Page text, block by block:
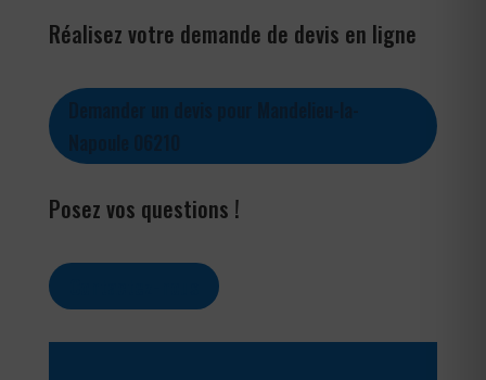
Réalisez votre demande de devis en ligne
Posez vos questions !